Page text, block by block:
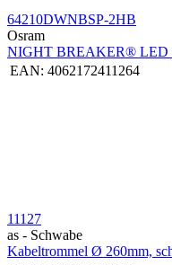
64210DWNBSP-2HB
Osram
NIGHT BREAKER® LED
EAN: 4062172411264
11127
as - Schwabe
Kabeltrommel Ø 260mm,